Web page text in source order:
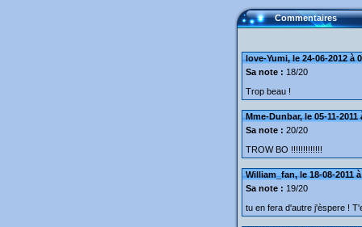
Commentaires
love-Yumi, le 24-06-2012 à
Sa note : 18/20
Trop beau !
Mme-Dunbar, le 05-11-2011
Sa note : 20/20
TROW BO !!!!!!!!!!!!!
William_fan, le 18-08-2011
Sa note : 19/20
tu en fera d'autre j'èspere !